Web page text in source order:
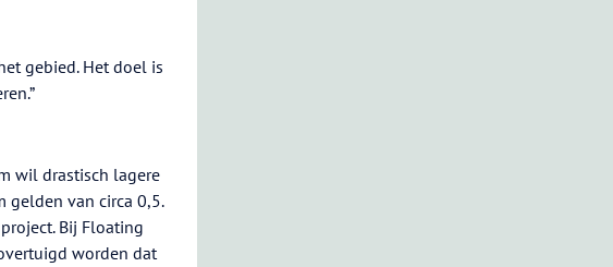
gebied. Het doel is
wil drastisch lagere
gelden van circa 0,5.
Bij Floating
worden dat